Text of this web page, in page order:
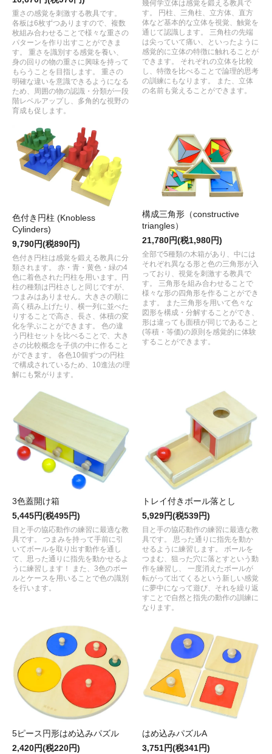
重さの感覚を刺激する教具です。
各板は6枚ずつありますので、複数
枚組み合わせることで様々な重さの
パターンを作り出すことができま
す。 重さを識別する感覚を養い、
身の回りの物の重さに興味を持って
もらうことを目指します。 重さの
明確な違いを意識できるようになる
ため、周囲の物の認識・分類が一段
階レベルアップし、多角的な視野の
育成も促します。
幾何学立体は感覚を鍛える教具で
す。 円柱、三角柱、立方体、直方
体など基本的な立体を視覚、触覚を
通じて認識します。 三角柱の先端
は尖っていて痛い、といったように
感覚的に立体の特徴に触れることが
できます。 それぞれの立体を比較
し、特徴を比べることで論理的思考
の訓練にもなります。 また、立体
の名前も覚えることができます。
色付き円柱 (Knobless
Cylinders)
9,790円(税890円)
色付き円柱は感覚を鍛える教具に分
類されます。 赤・青・黄色・緑の4
色に着色された円柱を用います。円
柱の種類は円柱さしと同じですが、
つまみはありません。大きさの順に
高く積み上げたり、横一列に並べた
りすることで高さ、長さ、体積の変
化を学ぶことができます。 色の違
う円柱セットを比べることで、大き
さの比較概念を子供の中に作ること
ができます。 各色10個ずつの円柱
で構成されているため、10進法の理
解にも繋がります。
構成三角形（constructive
triangles）
21,780円(税1,980円)
全部で5種類の木箱があり、中には
それぞれ異なる形と色の三角形が入
っており、視覚を刺激する教具で
す。 三角形を組み合わせることで
様々な形の四角形を作ることができ
ます。 また三角形を用いて色々な
図形を構成・分解することができ、
形は違っても面積が同じであること
(等積・等価)の原則を感覚的に体験
することができます。
3色蓋開け箱
5,445円(税495円)
目と手の協応動作の練習に最適な教
具です。 つまみを持って手前に引
いてボールを取り出す動作を通し
て、思った通りに指先を動かせるよ
うに練習します！ また、3色のボー
ルとケースを用いることで色の識別
を行います。
トレイ付きボール落とし
5,929円(税539円)
目と手の協応動作の練習に最適な教
具です。 思った通りに指先を動か
せるように練習します。 ボールを
つまむ、狙った穴に落とすという動
作を練習し、 一度消えたボールが
転がって出てくるという新しい感覚
に夢中になって遊び、それを繰り返
すことで自然と指先の動作の訓練に
なります。
5ピース円形はめ込みパズル
2,420円(税220円)
はめ込みパズルA
3,751円(税341円)